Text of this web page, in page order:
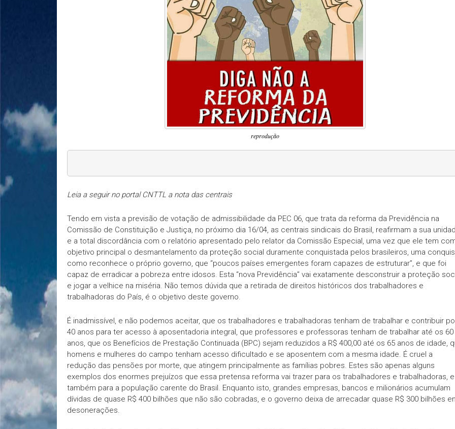
reprodução
Leia a seguir no portal CNTTL a nota das centrais
Tendo em vista a previsão de votação de admissibilidade da PEC 06, que trata da reforma da Previdência na
Comissão de Constituição e Justiça, no próximo dia 16/04, as centrais sindicais do Brasil, reafirmam a sua
e a total discordância com o relatório apresentado pelo relator da Comissão Especial, uma vez que ele tem
objetivo principal o desmantelamento da proteção social duramente conquistada pelos brasileiros, uma
como reconhece o próprio governo, que “poucos países emergentes foram capazes de estruturar”, e que foi
capaz de erradicar a pobreza entre idosos. Esta “nova Previdência” vai exatamente desconstruir a proteção
e jogar a velhice na miséria. Não temos dúvida que a retirada de direitos históricos dos trabalhadores e
trabalhadoras do País, é o objetivo deste governo.
É inadmissível, e não podemos aceitar, que os trabalhadores e trabalhadoras tenham de trabalhar e contribuir
40 anos para ter acesso à aposentadoria integral, que professores e professoras tenham de trabalhar até os 60
anos, que os Benefícios de Prestação Continuada (BPC) sejam reduzidos a R$ 400,00 até os 65 anos de idade,
homens e mulheres do campo tenham acesso dificultado e se aposentem com a mesma idade. É cruel a
redução das pensões por morte, que atingem principalmente as famílias pobres. Estes são apenas alguns
exemplos dos enormes prejuízos que essa pretensa reforma vai trazer para os trabalhadores e trabalhadoras, e
também para a população carente do Brasil. Enquanto isto, grandes empresas, bancos e milionários acumulam
dívidas de quase R$ 400 bilhões que não são cobradas, e o governo deixa de arrecadar quase R$ 300 bilhões
desonerações.